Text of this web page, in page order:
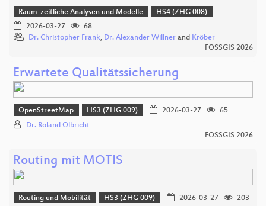
Raum-zeitliche Analysen und Modelle
HS4 (ZHG 008)
2026-03-27
68
Dr. Christopher Frank, Dr. Alexander Willner and Kröber
FOSSGIS 2026
Erwartete Qualitätssicherung
OpenStreetMap HS3 (ZHG 009) 2026-03-27
65
Dr. Roland Olbricht
FOSSGIS 2026
Routing mit MOTIS
Routing und Mobilität HS3 (ZHG 009) 2026-03-27
203